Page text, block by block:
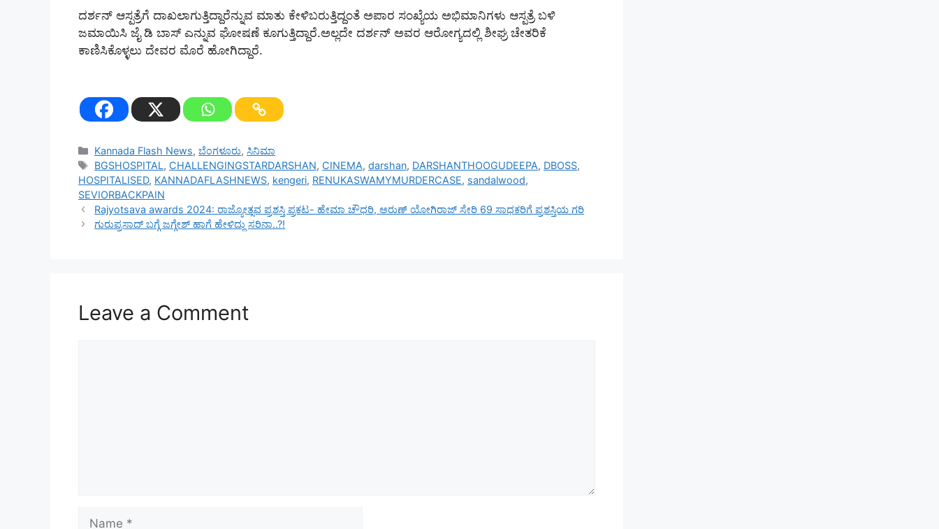
ದರ್ಶನ್‌ ಆಸ್ಪತ್ರೆಗೆ ದಾಖಲಾಗುತ್ತಿದ್ದಾರೆನ್ನುವ ಮಾತು ಕೇಳಿಬರುತ್ತಿದ್ದಂತೆ ಅಪಾರ ಸಂಖ್ಯೆಯ ಅಭಿಮಾನಿಗಳು ಆಸ್ಪತ್ರೆ ಬಳಿ
ಜಮಾಯಿಸಿ ಜೈ ಡಿ ಬಾಸ್‌ ಎನ್ನುವ ಘೋಷಣೆ ಕೂಗುತ್ತಿದ್ದಾರೆ.ಅಲ್ಲದೇ ದರ್ಶನ್‌ ಅವರ ಆರೋಗ್ಯದಲ್ಲಿ ಶೀಘ್ರ ಚೇತರಿಕೆ
ಕಾಣಿಸಿಕೊಳ್ಳಲು ದೇವರ ಮೊರೆ ಹೋಗಿದ್ದಾರೆ.
Categories
Kannada Flash News,ಬೆಂಗಳೂರು,ಸಿನಿಮಾ
Tags
BGSHOSPITAL, CHALLENGINGSTARDARSHAN, CINEMA,darshan, DARSHANTHOOGUDEEPA, DBOSS,
HOSPITALISED, KANNADAFLASHNEWS, kengeri, RENUKASWAMYMURDERCASE, sandalwood,
SEVIORBACKPAIN
Rajyotsava awards 2024: ರಾಜ್ಯೋತ್ಸವ ಪ್ರಶಸ್ತಿ ಪ್ರಕಟ- ಹೇಮಾ ಚೌಧರಿ, ಅರುಣ್ ಯೋಗಿರಾಜ್ ಸೇರಿ 69 ಸಾಧಕರಿಗೆ ಪ್ರಶಸ್ತಿಯ ಗರಿ
ಗುರುಪ್ರಸಾದ್ ಬಗ್ಗೆ ಜಗ್ಗೇಶ್ ಹಾಗೆ ಹೇಳಿದ್ದು ಸರಿನಾ..?!
Leave a Comment